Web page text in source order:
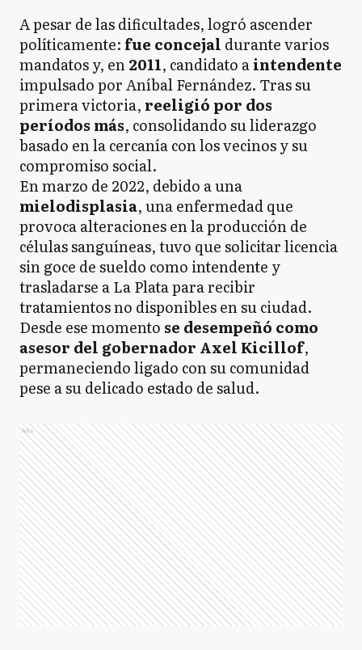
A pesar de las dificultades, logró ascender
políticamente: fue concejal durante varios
mandatos y, en2011, candidato aintendente
impulsado por Aníbal Fernández. Tras su
primera victoria, reeligió por dos
períodos más, consolidando su liderazgo
basado en la cercanía con los vecinos y su
compromiso social.
En marzo de 2022, debido a una
mielodisplasia, una enfermedad que
provoca alteraciones en la producción de
células sanguíneas, tuvo que solicitar licencia
sin goce de sueldo como intendente y
trasladarse a La Plata para recibir
tratamientos no disponibles en su ciudad.
Desde ese momento se desempeñó como
asesor del gobernador Axel Kicillof,
permaneciendo ligado con su comunidad
pese a su delicado estado de salud.
Ads